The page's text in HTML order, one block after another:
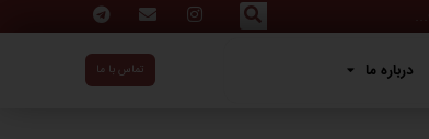
درباره ما تماس با ما